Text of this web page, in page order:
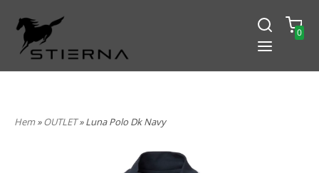
0
Hem»OUTLET» Luna Polo Dk Navy